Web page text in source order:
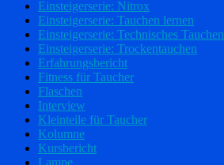
Einsteigerserie: Nitrox
Einsteigerserie: Tauchen lernen
Einsteigerserie: Technisches Tauchen
Einsteigerserie: Trockentauchen
Erfahrungsbericht
Fitness für Taucher
Flaschen
Interview
Kleinteile für Taucher
Kolumne
Kursbericht
Lampe